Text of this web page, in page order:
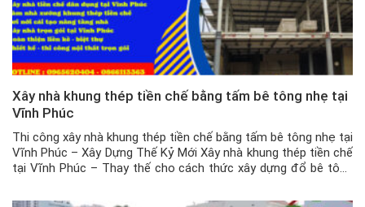
Xây nhà khung thép tiền chế bằng tấm bê tông nhẹ tại
Vĩnh Phúc
Thi công xây nhà khung thép tiền chế bằng tấm bê tông nhẹ tại
Vĩnh Phúc – Xây Dựng Thế Kỷ Mới Xây nhà khung thép tiền chế
tại Vĩnh Phúc – Thay thế cho cách thức xây dựng đổ bê tông
[…]